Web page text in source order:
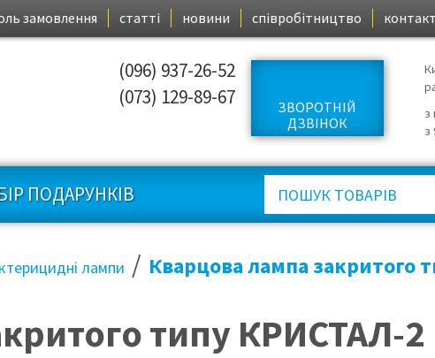
замовлення статті новини співробітництво
(096) 937-26-52
(073) 129-89-67
ЗВОРОТНІЙ
ДЗВІНОК
з
з
ПОДАРУНКІВ
лампи / Кварцова лампа закритого
типу КРИСТАЛ-2